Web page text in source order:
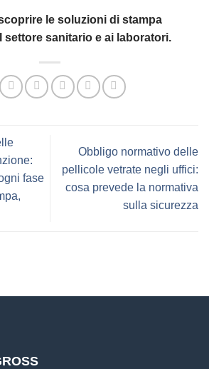
le soluzioni di stampa
settore sanitario e ai laboratori.
fase
Obbligo normativo delle
pellicole vetrate negli uffici:
cosa prevede la normativa
sulla sicurezza